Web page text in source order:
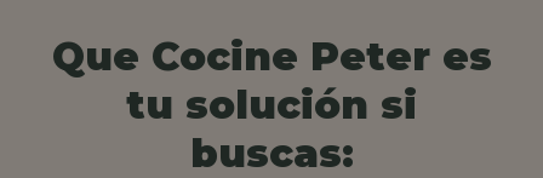
Que Cocine Peter es
tu solución si
buscas: